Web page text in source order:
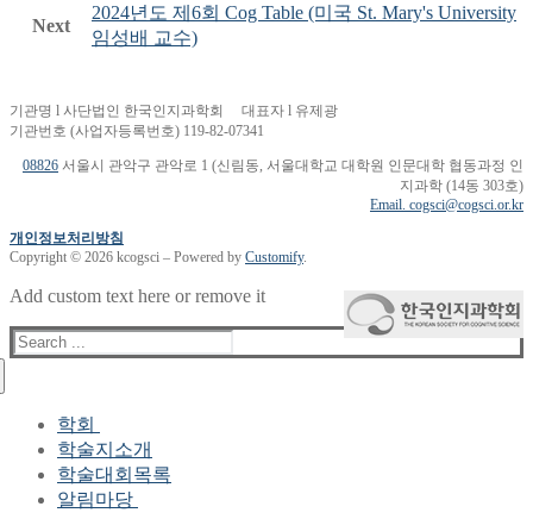
Next
2024년도 제6회 Cog Table (미국 St. Mary's University
임성배 교수)
기관명 l 사단법인 한국인지과학회 대표자 l 유제광
기관번호 (사업자등록번호) 119-82-07341
08826 서울시 관악구 관악로 1 (신림동, 서울대학교 대학원 인문대학 협동과정 인
지과학 (14동 303호)
Email. cogsci@cogsci.or.kr
개인정보처리방침
Copyright © 2026 kcogsci – Powered by Customify.
Add custom text here or remove it
Search
for:
학회
학회장 인사말
현 임원진
역대 임원진
학술지소개
학술대회목록
알림마당